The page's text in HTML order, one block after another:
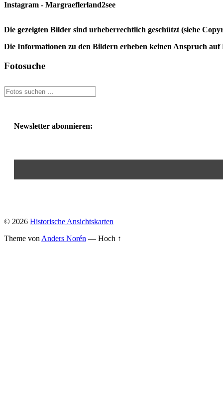
Instagram - Margraeflerland2see
Die gezeigten Bilder sind urheberrechtlich geschützt (siehe
Die Informationen zu den Bildern erheben keinen Anspruch
Fotosuche
Newsletter abonnieren:
© 2026 Historische Ansichtskarten
Theme von Anders Norén — Hoch ↑